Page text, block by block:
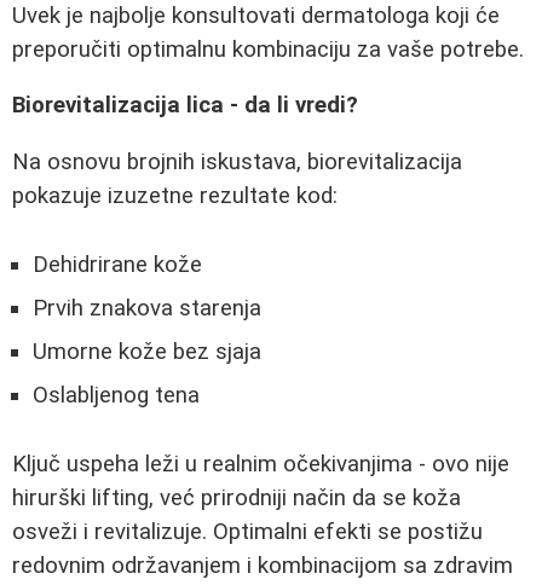
Uvek je najbolje konsultovati dermatologa koji će
preporučiti optimalnu kombinaciju za vaše potrebe.
Biorevitalizacija lica - da li vredi?
Na osnovu brojnih iskustava, biorevitalizacija
pokazuje izuzetne rezultate kod:
Dehidrirane kože
Prvih znakova starenja
Umorne kože bez sjaja
Oslabljenog tena
Ključ uspeha leži u realnim očekivanjima - ovo nije
hirurški lifting, već prirodniji način da se koža
osveži i revitalizuje. Optimalni efekti se postižu
redovnim održavanjem i kombinacijom sa zdravim